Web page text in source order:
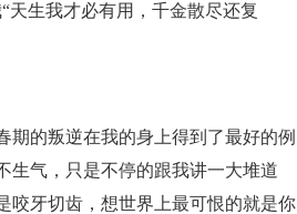
天生我才必有用，千金散尽还复
期的叛逆在我的身上得到了最好的例
生气，只是不停的跟我讲一大堆道
咬牙切齿，想世界上最可恨的就是你